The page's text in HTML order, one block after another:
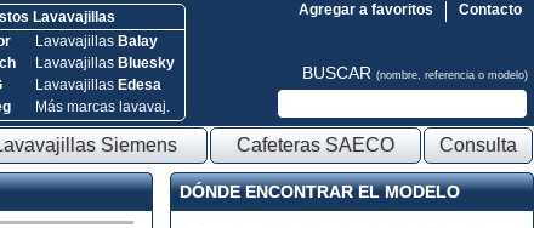
Lavavajillas
Lavavajillas Balay
Lavavajillas Bluesky
Lavavajillas Edesa
Más marcas lavavaj.
Contacto
Agregar a favoritos
BUSCAR (nombre, referencia o modelo)
Siemens Cafeteras SAECO Consulta
DÓNDE ENCONTRAR EL MODELO